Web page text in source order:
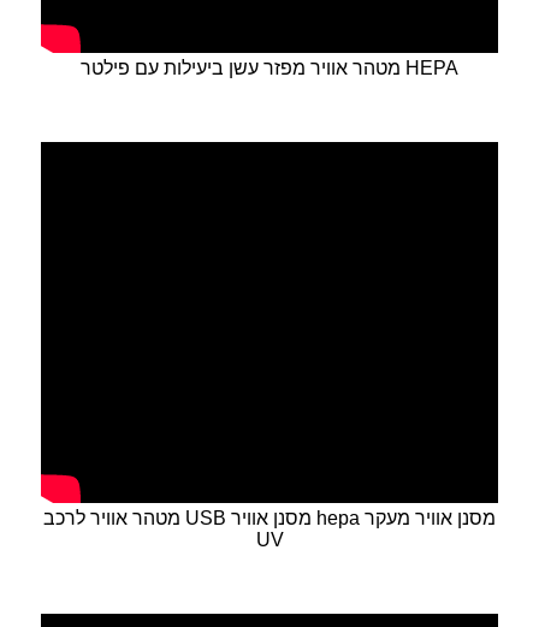
מטהר אוויר מפזר עשן ביעילות עם פילטר HEPA
מטהר אוויר לרכב USB מסנן אוויר hepa מסנן אוויר מעקר
UV